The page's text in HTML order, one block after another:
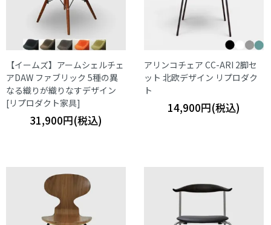
【イームズ】アームシェルチェ
アDAW ファブリック 5種の異
なる織りが織りなすデザイン
[リプロダクト家具]
31,900円(税込)
アリンコチェア CC-ARI 2脚セ
ット 北欧デザイン リプロダク
ト
14,900円(税込)